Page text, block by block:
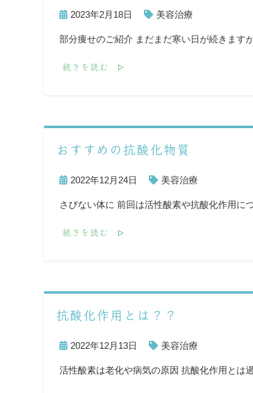
2023年2月18日 美容治療
部分痩せのご紹介 まだまだ寒い日が続きま
続きを読む
おすすめの抗酸化物質
2022年12月24日 美容治療
さびない体に 前回は活性酸素や抗酸化作用
続きを読む
抗酸化作用とは？？
2022年12月13日 美容治療
活性酸素は老化や病気の原因 抗酸化作用と